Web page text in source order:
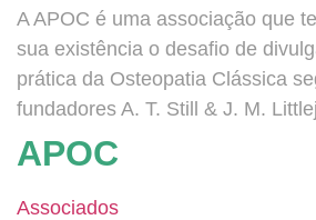
A APOC é uma associação que
sua existência o desafio de
prática da Osteopatia Clássica
fundadores A. T. Still & J. M.
APOC
Associados